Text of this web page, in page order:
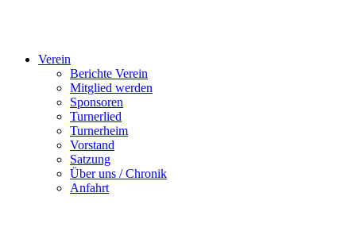
Verein
Berichte Verein
Mitglied werden
Sponsoren
Turnerlied
Turnerheim
Vorstand
Satzung
Über uns / Chronik
Anfahrt